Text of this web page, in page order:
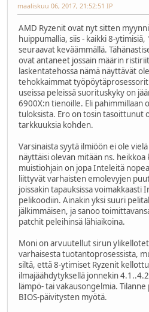
maaliskuu 06, 2017, 21:52:51 IP
AMD Ryzenit ovat nyt sitten
huippumallia, siis - kaikki 8-
seuraavat keväämmällä.
ovat antaneet jossain määrin
laskentatehossa nämä näyttävät
tehokkaimmat
useissa peleissä suorituskyky on
6900X:n tienoille. Eli pahimmillaan
tuloksista. Ero on tosin tasoittunut
tarkkuuksia kohden.
Varsinaista syytä ilmiöön ei ole
näyttäisi olevan mitään ns. heikkoa
muistiohjain on jopa Inteleitä
liittyvät varhaisten emolevyjen
joissakin tapauksissa
pelikoodiin. Ainakin yksi suuri
jälkimmäisen, ja sanoo
patchit peleihinsä lähiaikoina.
Moni on arvuutellut sirun
varhaisesta tuotantoprosessista,
siltä, että 8-ytimiset Ryzenit
ilmajäähdytyksellä jonnekin
lämpö- tai vakausongelmia.
BIOS-päivitysten myötä.